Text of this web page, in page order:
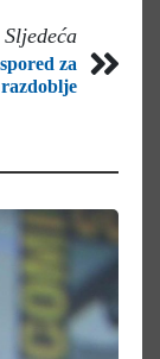
Sljedeća
za